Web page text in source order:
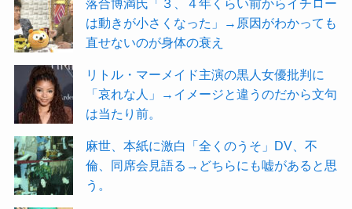
落合博満氏「３、４年くらい前からイチロー
は動きが小さくなった」→原因がわかっても
直せないのが身体の衰え
リトル・マーメイド主演の黒人女優批判に
「哀れな人」→イメージと違うのだから文句
は当たり前。
麻世、本紙に激白「全くのうそ」DV、不
倫、同席会見語る→どちらにも嘘があると思
う。